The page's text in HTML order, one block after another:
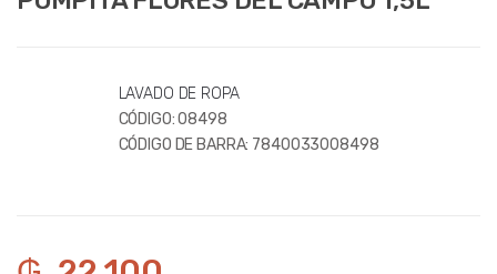
LAVADO DE ROPA
CÓDIGO:08498
CÓDIGO DE BARRA: 7840033008498